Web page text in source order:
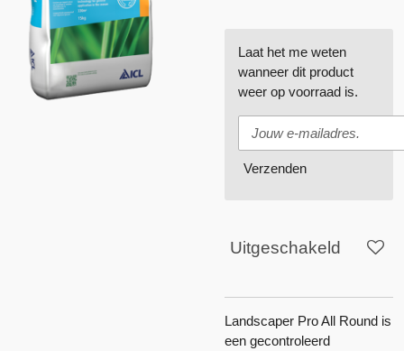
Laat het me weten
wanneer dit product
weer op voorraad is.
Verzenden
Uitgeschakeld
Landscaper Pro All Round is
een gecontroleerd